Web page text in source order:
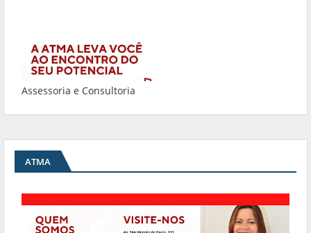
Assessoria e Consultoria
ATMA